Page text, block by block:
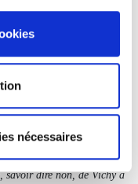
nécessaires
La Résistance dans les
et à la Libération
Documentation
savoir dire non, de Vichy à